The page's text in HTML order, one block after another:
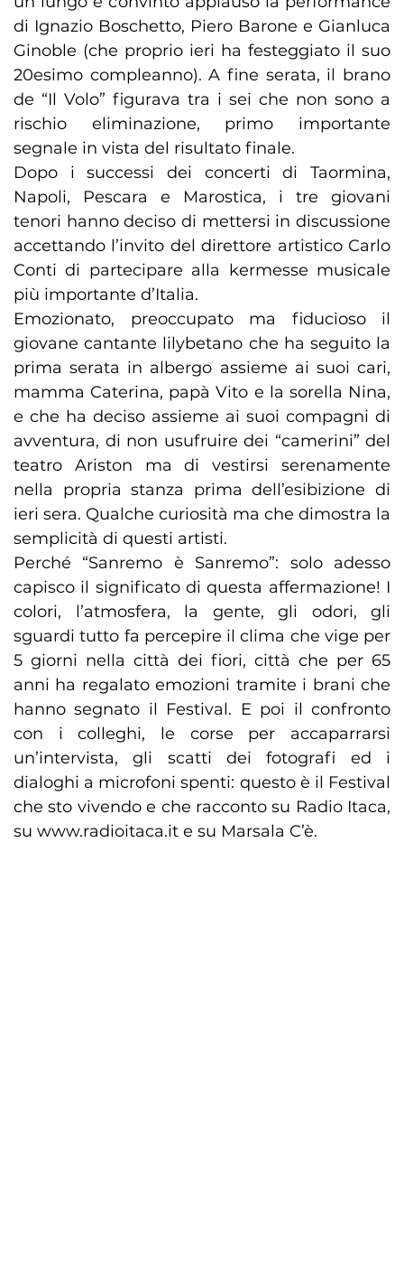
di Ignazio Boschetto, Piero Barone e Gianluca
Ginoble (che proprio ieri ha festeggiato il suo
20esimo compleanno). A fine serata, il brano
de “Il Volo” figurava tra i sei che non sono a
rischio eliminazione, primo importante
segnale in vista del risultato finale.
Dopo i successi dei concerti di Taormina,
Napoli, Pescara e Marostica, i tre giovani
tenori hanno deciso di mettersi in discussione
accettando l’invito del direttore artistico Carlo
Conti di partecipare alla kermesse musicale
più importante d’Italia.
Emozionato, preoccupato ma fiducioso il
giovane cantante lilybetano che ha seguito la
prima serata in albergo assieme ai suoi cari,
mamma Caterina, papà Vito e la sorella Nina,
e che ha deciso assieme ai suoi compagni di
avventura, di non usufruire dei “camerini” del
teatro Ariston ma di vestirsi serenamente
nella propria stanza prima dell’esibizione di
ieri sera. Qualche curiosità ma che dimostra la
semplicità di questi artisti.
Perché “Sanremo è Sanremo”: solo adesso
capisco il significato di questa affermazione! I
colori, l’atmosfera, la gente, gli odori, gli
sguardi tutto fa percepire il clima che vige per
5 giorni nella città dei fiori, città che per 65
anni ha regalato emozioni tramite i brani che
hanno segnato il Festival. E poi il confronto
con i colleghi, le corse per accaparrarsi
un’intervista, gli scatti dei fotografi ed i
dialoghi a microfoni spenti: questo è il Festival
che sto vivendo e che racconto su Radio Itaca,
su www.radioitaca.it e su Marsala C’è.